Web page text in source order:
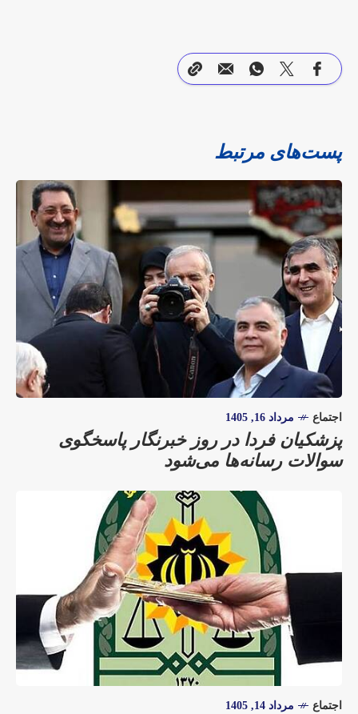
پست‌های مرتبط
اجتماع مرداد 16, 1405
پزشکیان فردا در روز خبرنگار پاسخگوی
سوالات رسانه‌ها می‌شود
اجتماع مرداد 14, 1405